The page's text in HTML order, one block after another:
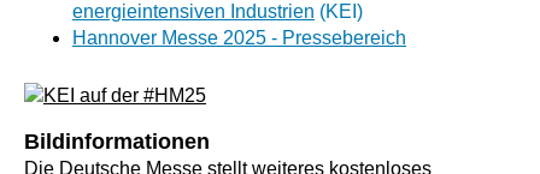
energieintensiven Industrien (KEI)
Hannover Messe 2025 - Pressebereich
Bildinformationen
Die Deutsche Messe stellt weiteres kostenloses